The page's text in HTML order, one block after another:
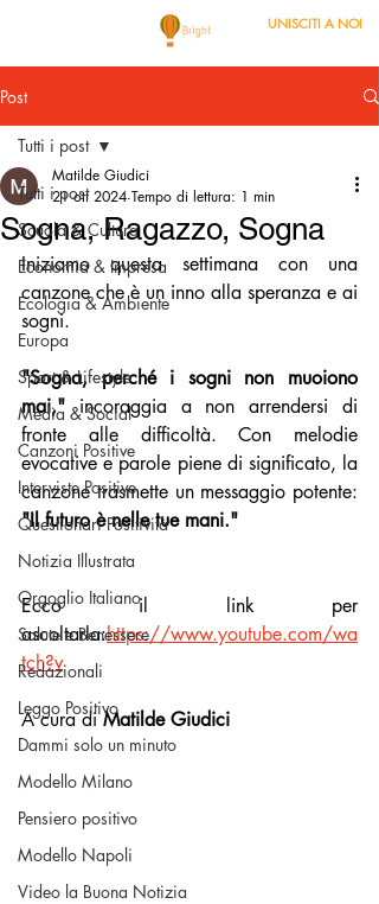
UNISCITI A NOI
Post
Tutti i post
Scuola & Cultura
Economia & Impresa
Ecologia & Ambiente
Europa
Sport & Lifestyle
Media & Social
Canzoni Positive
Interviste Positive
Questionari Positività
Notizia Illustrata
Orgoglio Italiano
Salute e Benessere
Redazionali
Leggo Positivo
Dammi solo un minuto
Modello Milano
Pensiero positivo
Modello Napoli
Video la Buona Notizia
Tutti i post
Sogna, Ragazzo, Sogna
Matilde Giudici
21 ott 2024 Tempo di lettura: 1 min
Iniziamo questa settimana con una
canzone che è un inno alla speranza e ai
sogni.
"Sogna, perché i sogni non muoiono
mai," incoraggia a non arrendersi di
fronte alle difficoltà. Con melodie
evocative e parole piene di significato, la
"Il futuro è nelle tue mani."
Ecco il link per
ascoltarla:https://www.youtube.com/wa
tch?v
A cura di Matilde Giudici